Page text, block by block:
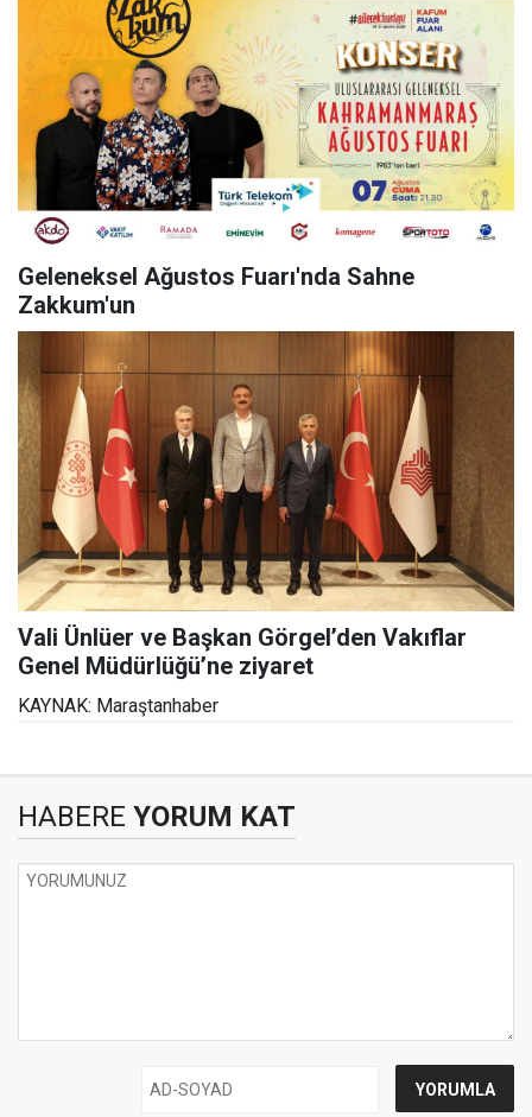
Geleneksel Ağustos Fuarı'nda Sahne
Zakkum'un
Vali Ünlüer ve Başkan Görgel’den Vakıflar
Genel Müdürlüğü’ne ziyaret
KAYNAK: Maraştanhaber
HABERE YORUM KAT